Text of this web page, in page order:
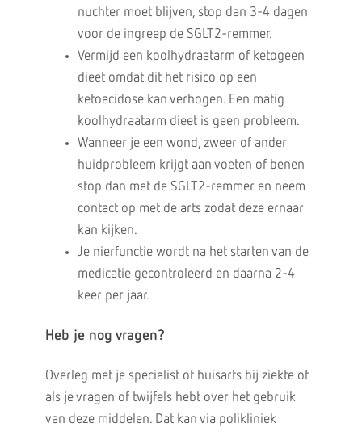
nuchter moet blijven, stop dan 3-4 dagen
voor de ingreep de SGLT2-remmer.
Vermijd een koolhydraatarm of ketogeen
dieet omdat dit het risico op een
ketoacidose kan verhogen. Een matig
koolhydraatarm dieet is geen probleem.
Wanneer je een wond, zweer of ander
huidprobleem krijgt aan voeten of benen
stop dan met de SGLT2-remmer en neem
contact op met de arts zodat deze ernaar
kan kijken.
Je nierfunctie wordt na het starten van de
medicatie gecontroleerd en daarna 2-4
keer per jaar.
Heb je nog vragen?
Overleg met je specialist of huisarts bij ziekte of
als je vragen of twijfels hebt over het gebruik
van deze middelen. Dat kan via polikliniek